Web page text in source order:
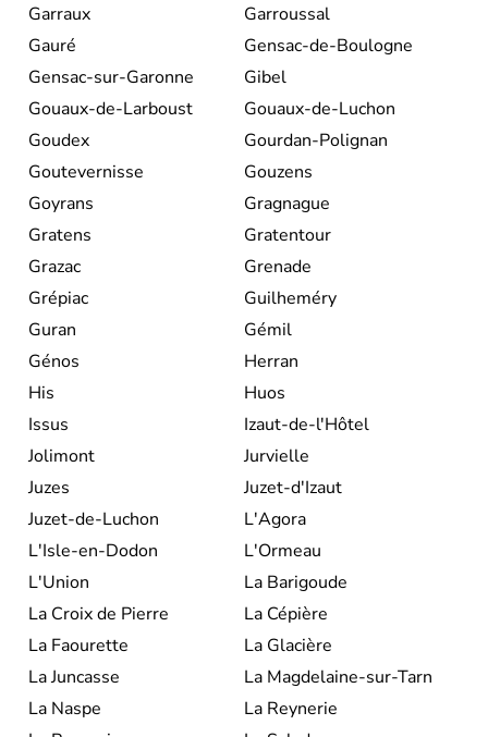
Garraux
Garroussal
Gauré
Gensac-de-Boulogne
Gensac-sur-Garonne
Gibel
Gouaux-de-Larboust
Gouaux-de-Luchon
Goudex
Gourdan-Polignan
Goutevernisse
Gouzens
Goyrans
Gragnague
Gratens
Gratentour
Grazac
Grenade
Grépiac
Guilheméry
Guran
Gémil
Génos
Herran
His
Huos
Issus
Izaut-de-l'Hôtel
Jolimont
Jurvielle
Juzes
Juzet-d'Izaut
Juzet-de-Luchon
L'Agora
L'Isle-en-Dodon
L'Ormeau
L'Union
La Barigoude
La Croix de Pierre
La Cépière
La Faourette
La Glacière
La Juncasse
La Magdelaine-sur-Tarn
La Naspe
La Reynerie